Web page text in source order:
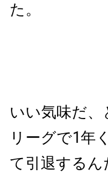
た。
いい気味だ
リーグで1年
て引退するん